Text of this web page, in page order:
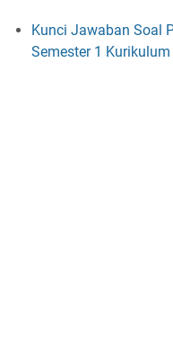
Kunci Jawaban Soal
Semester 1